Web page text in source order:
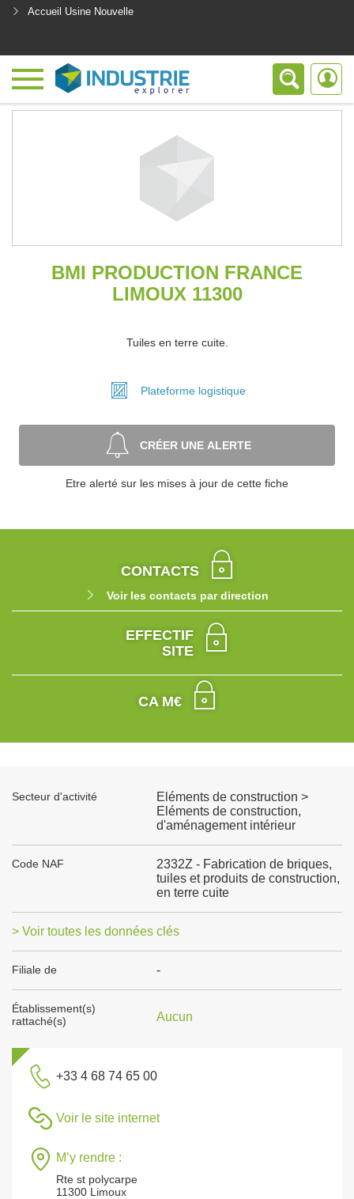
Accueil Usine Nouvelle
BMI PRODUCTION FRANCE
LIMOUX 11300
Tuiles en terre cuite.
Plateforme logistique
CRÉER UNE ALERTE
Etre alerté sur les mises à jour de cette fiche
CONTACTS
Voir les contacts par direction
EFFECTIF
SITE
CA M€
Secteur d'activité
Eléments de construction >
Eléments de construction,
d'aménagement intérieur
Code NAF
2332Z - Fabrication de briques,
tuiles et produits de construction,
en terre cuite
> Voir toutes les données clés
Filiale de -
Établissement(s)
rattaché(s)
Aucun
+33 4 68 74 65 00
Voir le site internet
M’y rendre :
Rte st polycarpe
11300 Limoux